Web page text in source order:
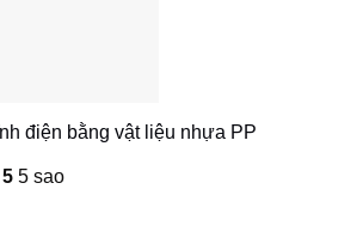
điện bằng vật liệu nhựa PP
5 5 sao